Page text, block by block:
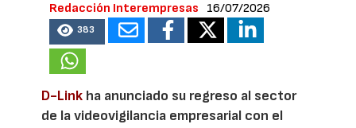
Redacción Interempresas 16/07/2026
383
D-Link ha anunciado su regreso al sector
de la videovigilancia empresarial con el